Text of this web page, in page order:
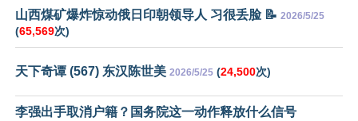
山西煤矿爆炸惊动俄日印朝领导人 习很丢脸 📝 2026/5/25
(65,569次)
天下奇谭 (567) 东汉陈世美 2026/5/25 (24,500次)
李强出手取消户籍？国务院这一动作释放什么信号